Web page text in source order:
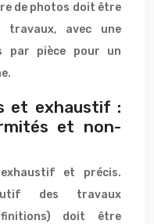
de photos doit être
travaux, avec une
par pièce pour un
et exhaustif :
et non-
et précis.
des travaux
finitions) doit être